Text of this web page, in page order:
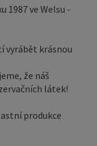
1987 ve Welsu -
vyrábět krásnou
že náš
látek!
produkce